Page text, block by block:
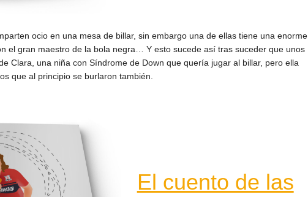
ocio en una mesa de billar, sin embargo una de ellas tiene una enorme
el gran maestro de la bola negra… Y esto sucede así tras suceder que unos
Clara, una niña con Síndrome de Down que quería jugar al billar, pero ella
que al principio se burlaron también.
El cuento de las